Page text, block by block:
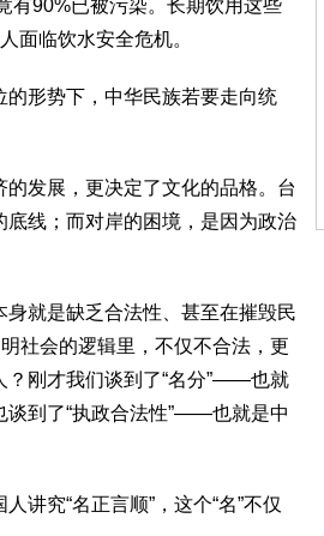
有90%已被污染。长期饮用这些
面临饮水安全危机。
形势下，中华民族若要走向统
发展，更决定了文化的品格。台
线；而对岸的困境，是因为政治
就是缺乏合法性、甚至在摧毁民
社会的逻辑里，不仅不合法，更
？刚才我们谈到了“名分”——也就
谈到了“执政合法性”——也就是中
讲究“名正言顺”，这个“名”不仅